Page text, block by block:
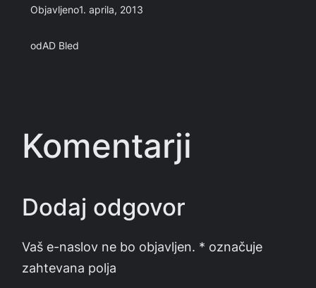
Objavljeno1. aprila, 2013
odAD Bled
Komentarji
Dodaj odgovor
Vaš e-naslov ne bo objavljen. * označuje
zahtevana polja